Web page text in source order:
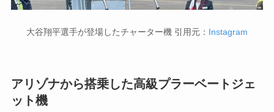
大谷翔平選手が登場したチャーター機 引用元： Instagram
アリゾナから搭乗した高級プラーベートジェ
ット機